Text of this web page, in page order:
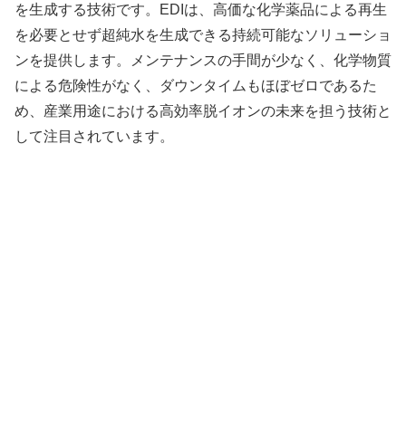
を生成する技術です。EDIは、高価な化学薬品による再生
を必要とせず超純水を生成できる持続可能なソリューショ
ンを提供します。メンテナンスの手間が少なく、化学物質
による危険性がなく、ダウンタイムもほぼゼロであるた
め、産業用途における高効率脱イオンの未来を担う技術と
して注目されています。